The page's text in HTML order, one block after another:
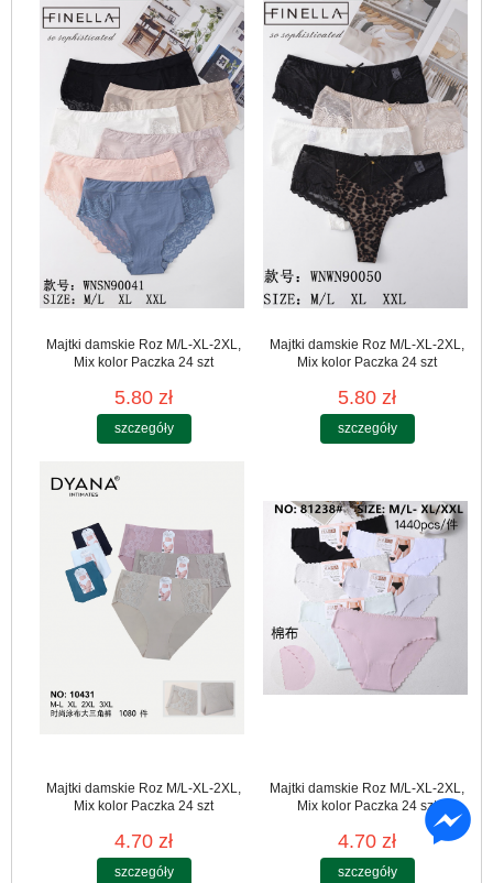
Majtki damskie Roz M/L-XL-2XL,
Mix kolor Paczka 24 szt
5.80 zł
szczegóły
Majtki damskie Roz M/L-XL-2XL,
Mix kolor Paczka 24 szt
5.80 zł
szczegóły
Majtki damskie Roz M/L-XL-2XL,
Mix kolor Paczka 24 szt
4.70 zł
szczegóły
Majtki damskie Roz M/L-XL-2XL,
Mix kolor Paczka 24 szt
4.70 zł
szczegóły